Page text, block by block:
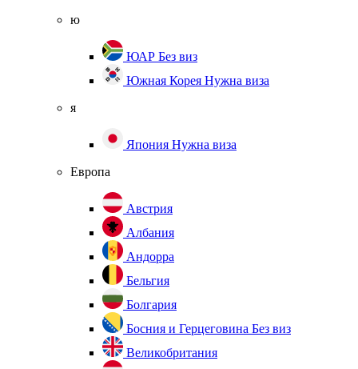
ю
ЮАР Без виз
Южная Корея Нужна виза
я
Япония Нужна виза
Европа
Австрия
Албания
Андорра
Бельгия
Болгария
Босния и Герцеговина Без виз
Великобритания